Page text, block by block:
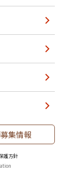
集情報
護方針